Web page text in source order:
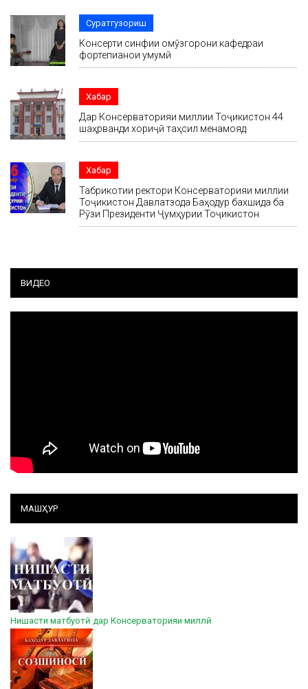
Суратгузориш
Консерти синфии омӯзгорони кафедраи
фортепианои умумӣ
Хабар
Дар Консерваторияи миллии Тоҷикистон 44
шаҳрванди хориҷӣ таҳсил менамояд
Хабар
Табрикотии ректори Консерваторияи миллии
Тоҷикистон Давлатзода Баҳодур бахшида ба
Рӯзи Президенти Ҷумҳурии Тоҷикистон
ВИДЕО
МАШҲУР
Нишасти матбуотӣ дар Консерваторияи миллӣ